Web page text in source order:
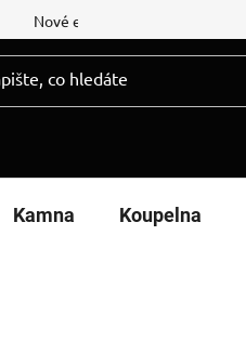
Nové energetické štítky
Kamna Koupelna